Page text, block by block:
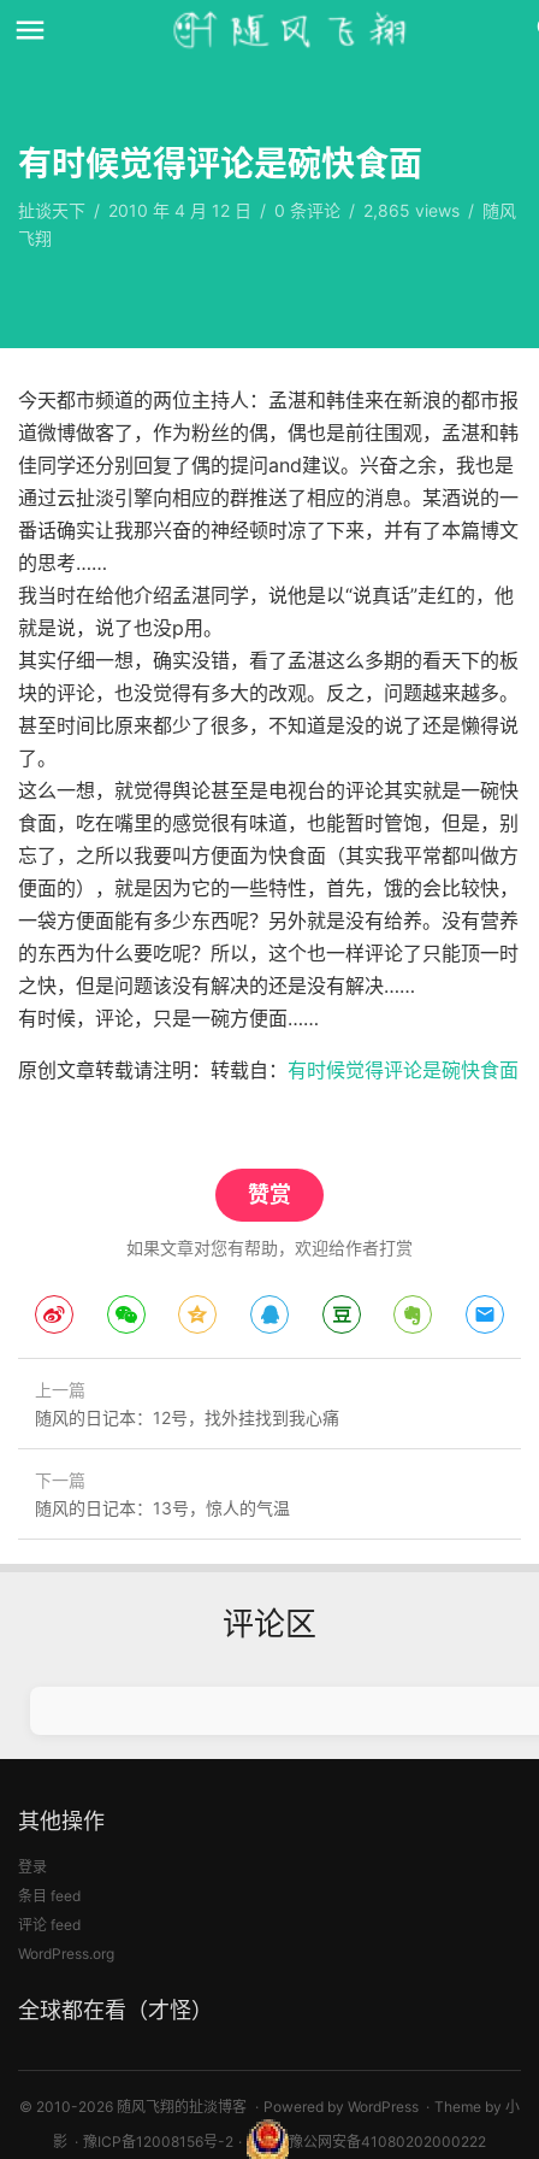
有时候觉得评论是碗快食面
扯谈天下 / 2010 年 4 月 12 日 / 0 条评论 / 2,865 views / 随风
飞翔
今天都市频道的两位主持人：孟湛和韩佳来在新浪的都市报
道微博做客了，作为粉丝的偶，偶也是前往围观，孟湛和韩
佳同学还分别回复了偶的提问and建议。兴奋之余，我也是
通过云扯淡引擎向相应的群推送了相应的消息。某酒说的一
番话确实让我那兴奋的神经顿时凉了下来，并有了本篇博文
的思考……
我当时在给他介绍孟湛同学，说他是以“说真话”走红的，他
就是说，说了也没p用。
其实仔细一想，确实没错，看了孟湛这么多期的看天下的板
块的评论，也没觉得有多大的改观。反之，问题越来越多。
甚至时间比原来都少了很多，不知道是没的说了还是懒得说
了。
这么一想，就觉得舆论甚至是电视台的评论其实就是一碗快
食面，吃在嘴里的感觉很有味道，也能暂时管饱，但是，别
忘了，之所以我要叫方便面为快食面（其实我平常都叫做方
便面的），就是因为它的一些特性，首先，饿的会比较快，
一袋方便面能有多少东西呢？另外就是没有给养。没有营养
的东西为什么要吃呢？所以，这个也一样评论了只能顶一时
之快，但是问题该没有解决的还是没有解决……
有时候，评论，只是一碗方便面……
原创文章转载请注明：转载自： 有时候觉得评论是碗快食面
赞赏
如果文章对您有帮助，欢迎给作者打赏
上一篇
随风的日记本：12号，找外挂找到我心痛
下一篇
随风的日记本：13号，惊人的气温
评论区
其他操作
登录
条目 feed
评论 feed
WordPress.org
全球都在看（才怪）
© 2010-2026 随风飞翔的扯淡博客 Powered by WordPress Theme by 小
影
豫ICP备12008156号-2 豫公网安备41080202000222